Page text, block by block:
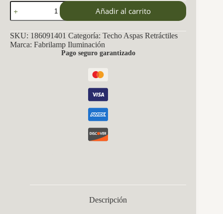
Ventilador
DC
59w
Micenas
Blanco
4
Añadir al carrito
SKU: 186091401 Categoría: Techo Aspas Retráctiles
Marca: Fabrilamp Iluminación
Pago seguro garantizado
Descripción